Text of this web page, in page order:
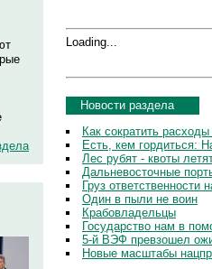
Loading...
Новости раздела
Как сократить
Есть, кем гордиться:
Лес рубят - квоты
Дальневосточные
Груз ответственности
Один в пыли не воин
Крабовладельцы
Государство нам в
5-й ВЭФ превзошел
Новые масштабы